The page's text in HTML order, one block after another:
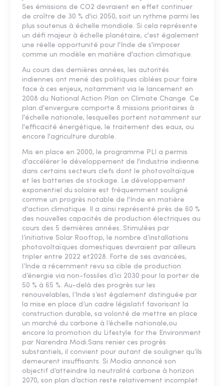
Ses émissions de CO2 devraient en effet continuer
de croître de 30 % d'ici 2050, soit un rythme parmi les
plus soutenus à échelle mondiale. Si cela représente
un défi majeur à échelle planétaire, c'est également
une réelle opportunité pour l'Inde de s'imposer
comme un modèle en matière d'action climatique.
Au cours des dernières années, les autorités
indiennes ont mené des politiques ciblées pour faire
face à ces enjeux, notamment via le lancement en
2008 du National Action Plan on Climate Change. Ce
plan d'envergure comporte 8 missions prioritaires à
l'échelle nationale, lesquelles portent notamment sur
l'efficacité énergétique, le traitement des eaux, ou
encore l'agriculture durable.
Mis en place en 2000, le programme PLI a permis
d'accélérer le développement de l'industrie indienne
dans certains secteurs clefs dont le photovoltaïque
et les batteries de stockage. Le développement
exponentiel du solaire est fréquemment souligné
comme un progrès notable de l'Inde en matière
d'action climatique. Il a ainsi représenté près de 60 %
des nouvelles capacités de production électriques au
cours des 5 dernières années. Stimulées par
l’initiative Solar Rooftop, le nombre d’installations
photovoltaïques domestiques devraient par ailleurs
tripler entre 2022 et2028. Forte de ses avancées,
l’Inde a récemment revu sa cible de production
d’énergie via non-fossiles d’ici 2030 pour la porter de
50 % à 65 %. Au-delà des progrès sur les
renouvelables, l’Inde s’est également distinguée par
la mise en place d’un cadre législatif favorisant la
construction durable, sa volonté de mettre en place
un marché du carbone à l’échelle nationale,ou
encore la promotion du Lifestyle for the Environment
par Narendra Modi.Sans renier ces progrès
substantiels, il convient pour autant de souligner qu’ils
demeurent insuffisants. Si Modia annoncé son
objectif d’atteindre la neutralité carbone à horizon
2070, son plan d’action reste relativement incomplet